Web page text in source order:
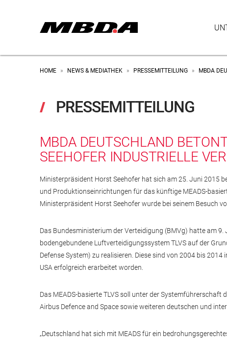
HOME » NEWS & MEDIATHEK » PRESSEMITTEILUNG » MBDA
PRESSEMITTEILUNG
MBDA DEUTSCHLAND
SEEHOFER INDUSTRIELLE
Ministerpräsident Horst Seehofer hat sich am 25. Juni 2015
und Produktionseinrichtungen für das künftige MEADS-
Ministerpräsident Horst Seehofer wurde bei seinem Besuch
Das Bundesministerium der Verteidigung (BMVg) hatte am
bodengebundene Luftverteidigungssystem TLVS auf der
Defense System) zu realisieren. Diese sind von 2004 bis
USA erfolgreich erarbeitet worden.
Das MEADS-basierte TLVS soll unter der
Airbus Defence and Space sowie weiteren deutschen und
„Deutschland hat sich mit MEADS für ein